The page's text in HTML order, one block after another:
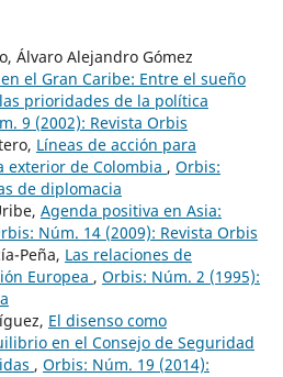
Álvaro Alejandro Gómez
el Gran Caribe: Entre el sueño
prioridades de la política
9 (2002): Revista Orbis
Líneas de acción para
de Colombia , Orbis:
de diplomacia
Agenda positiva en Asia:
Núm. 14 (2009): Revista Orbis
Peña, Las relaciones de
Europea , Orbis: Núm. 2 (1995):
El disenso como
en el Consejo de Seguridad
, Orbis: Núm. 19 (2014):